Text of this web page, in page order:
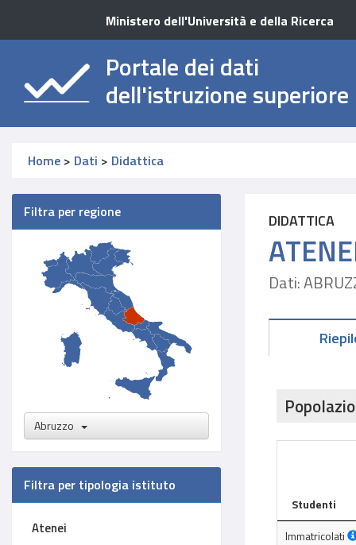
Ministero dell'Università e della Ricerca
Portale dei dati
dell'istruzione superiore
Home > Dati > Didattica
Filtra per regione
Abruzzo
Filtra per tipologia istituto
Atenei
DIDATTICA
Dati:
Studenti
Immatricolati